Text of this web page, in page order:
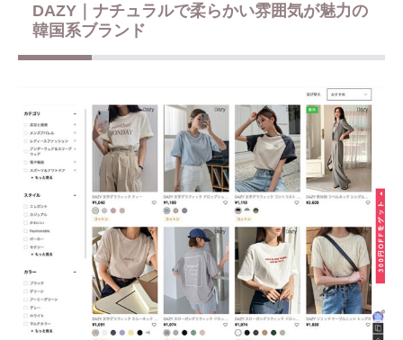
DAZY｜ナチュラルで柔らかい雰囲気が魅力の
韓国系ブランド